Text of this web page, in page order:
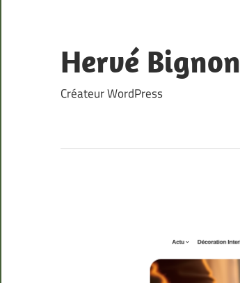
content
Hervé Bignon
Créateur WordPress